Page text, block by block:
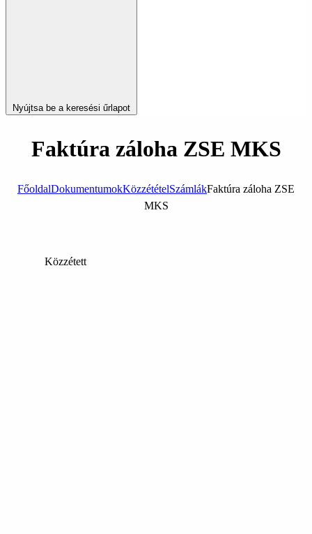
Nyújtsa be a keresési űrlapot
Faktúra záloha ZSE MKS
FőoldalDokumentumokKözzétételSzámlákFaktúra záloha ZSE
MKS
Közzétett